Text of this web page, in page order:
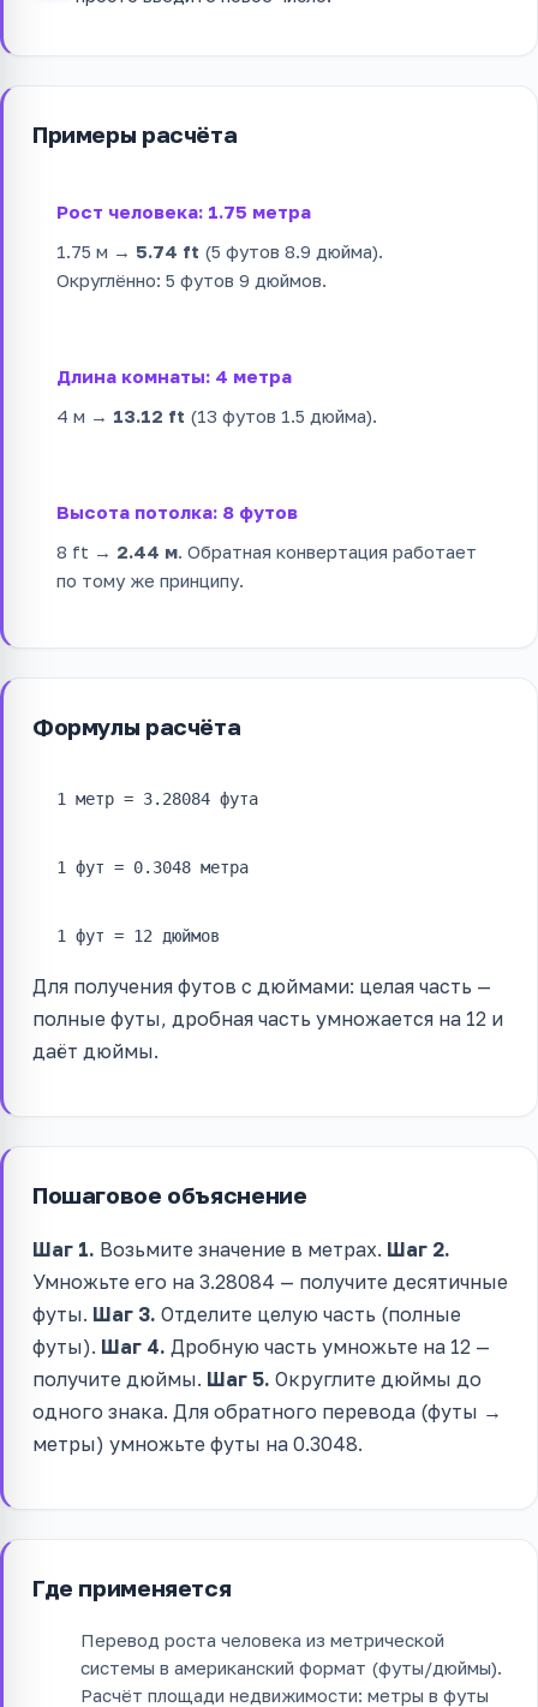
Примеры расчёта
Рост человека: 1.75 метра
1.75 м → 5.74 ft (5 футов 8.9 дюйма).
Округлённо: 5 футов 9 дюймов.
Длина комнаты: 4 метра
4 м → 13.12 ft (13 футов 1.5 дюйма).
Высота потолка: 8 футов
8 ft → 2.44 м. Обратная конвертация работает
по тому же принципу.
Формулы расчёта
1 метр = 3.28084 фута
1 фут = 0.3048 метра
1 фут = 12 дюймов
Для получения футов с дюймами: целая часть —
полные футы, дробная часть умножается на 12 и
даёт дюймы.
Пошаговое объяснение
Шаг 1. Возьмите значение в метрах. Шаг 2.
Умножьте его на 3.28084 — получите десятичные
футы. Шаг 3. Отделите целую часть (полные
футы). Шаг 4. Дробную часть умножьте на 12 —
получите дюймы. Шаг 5. Округлите дюймы до
одного знака. Для обратного перевода (футы →
метры) умножьте футы на 0.3048.
Где применяется
Перевод роста человека из метрической
системы в американский формат (футы/дюймы).
Расчёт площади недвижимости: метры в футы